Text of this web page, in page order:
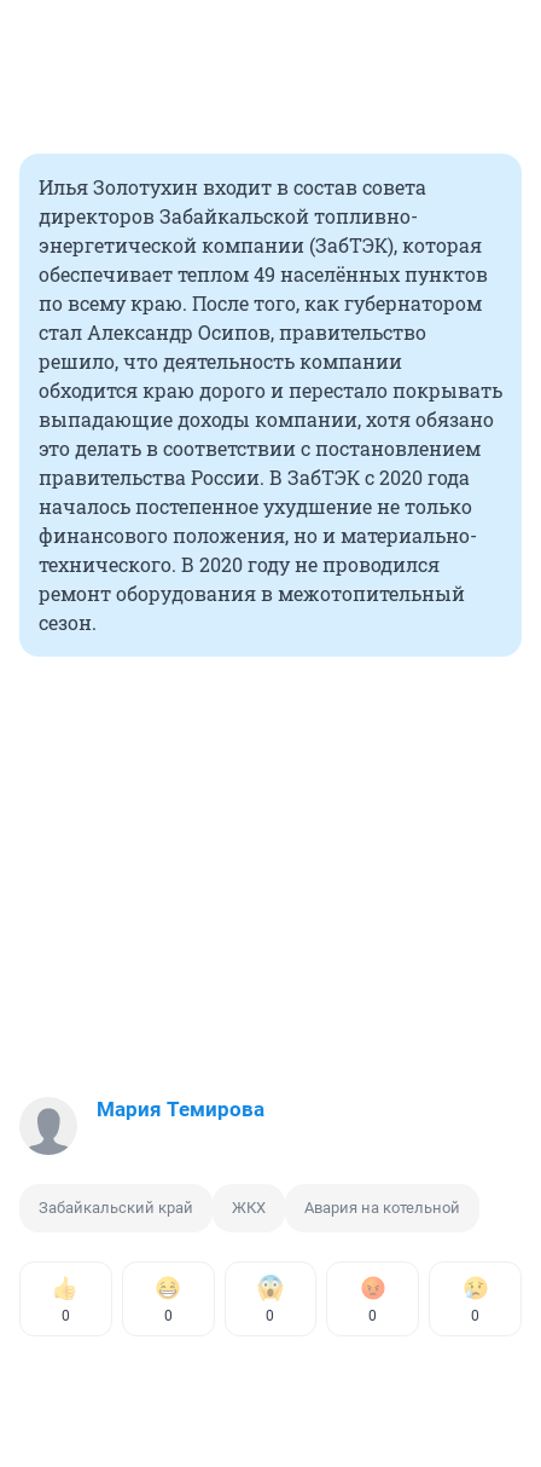
Илья Золотухин входит в состав совета
директоров Забайкальской топливно-
энергетической компании (ЗабТЭК), которая
обеспечивает теплом 49 населённых пунктов
по всему краю. После того, как губернатором
стал Александр Осипов, правительство
решило, что деятельность компании
обходится краю дорого и перестало покрывать
выпадающие доходы компании, хотя обязано
это делать в соответствии с постановлением
правительства России. В ЗабТЭК с 2020 года
началось постепенное ухудшение не только
финансового положения, но и материально-
технического. В 2020 году не проводился
ремонт оборудования в межотопительный
сезон.
Мария Темирова
Забайкальский край ЖКХ Авария на котельной
0 0 0 0 0